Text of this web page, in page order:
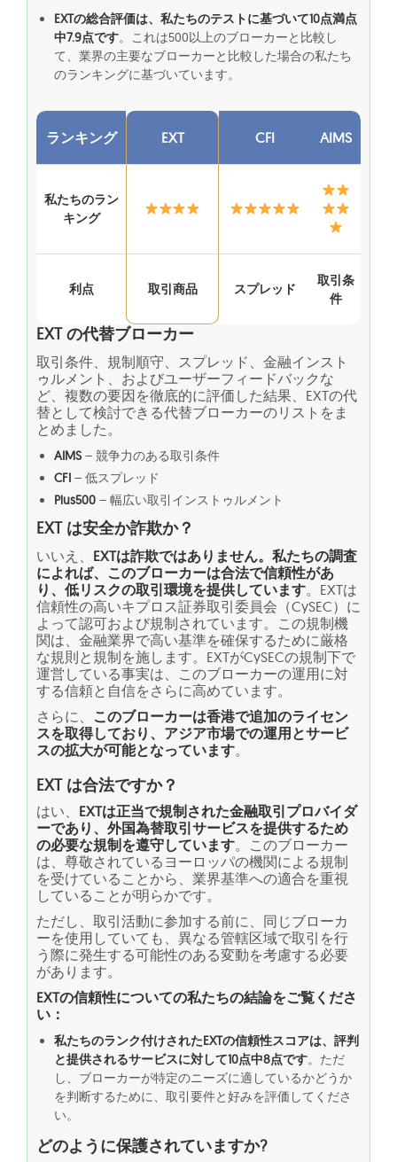
EXTの総合評価は、私たちのテストに基づいて10点満点
中7.9点です。これは500以上のブローカーと比較し
て、業界の主要なブローカーと比較した場合の私たち
のランキングに基づいています。
ランキング EXT CFI AIMS
私たちのラン
キング
利点 取引商品 スプレッド
取引条
件
EXT の代替ブローカー
取引条件、規制順守、スプレッド、金融インスト
ゥルメント、およびユーザーフィードバックな
ど、複数の要因を徹底的に評価した結果、EXTの代
替として検討できる代替ブローカーのリストをま
とめました。
AIMS – 競争力のある取引条件
CFI – 低スプレッド
Plus500 – 幅広い取引インストゥルメント
EXT は安全か詐欺か？
いいえ、 EXTは詐欺ではありません。私たちの調査
によれば、このブローカーは合法で信頼性があ
り、低リスクの取引環境を提供しています。EXTは
信頼性の高いキプロス証券取引委員会（CySEC）に
よって認可および規制されています。この規制機
関は、金融業界で高い基準を確保するために厳格
な規則と規制を施します。EXTがCySECの規制下で
運営している事実は、このブローカーの運用に対
する信頼と自信をさらに高めています。
さらに、 このブローカーは香港で追加のライセン
スを取得しており、アジア市場での運用とサービ
スの拡大が可能となっています。
EXT は合法ですか？
はい、 EXTは正当で規制された金融取引プロバイダ
ーであり、外国為替取引サービスを提供するため
の必要な規制を遵守しています。このブローカー
は、尊敬されているヨーロッパの機関による規制
を受けていることから、業界基準への適合を重視
していることが明らかです。
ただし、取引活動に参加する前に、同じブローカ
ーを使用していても、異なる管轄区域で取引を行
う際に発生する可能性のある変動を考慮する必要
があります。
EXTの信頼性についての私たちの結論をご覧くださ
い：
私たちのランク付けされたEXTの信頼性スコアは、評判
と提供されるサービスに対して10点中8点です。ただ
し、ブローカーが特定のニーズに適しているかどうか
を判断するために、取引要件と好みを評価してくださ
い。
どのように保護されていますか?